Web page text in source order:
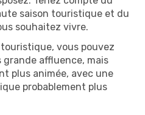
saison touristique et du
souhaitez vivre.
vous pouvez
affluence, mais
plus animée, avec une
probablement plus